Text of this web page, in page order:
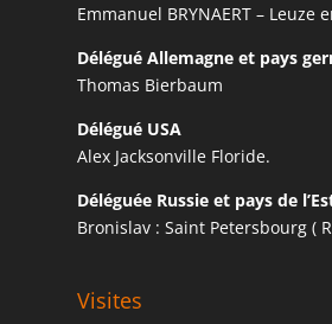
Emmanuel BRYNAERT – Leuze
Délégué Allemagne et pays
Thomas Bierbaum
Délégué USA
Alex Jacksonville Floride.
Déléguée Russie et pays de
Bronislav : Saint Petersbourg (
Visites